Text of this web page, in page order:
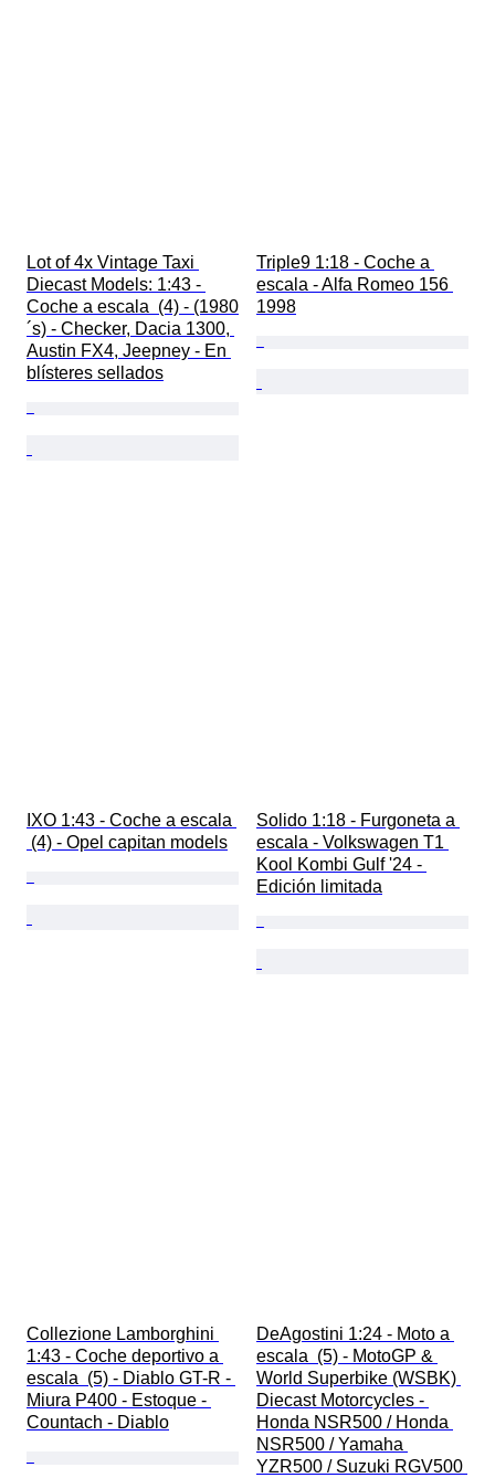
Lot of 4x Vintage Taxi
Diecast Models: 1:43 -
Coche a escala  (4) - (1980
´s) - Checker, Dacia 1300,
Austin FX4, Jeepney - En
blísteres sellados
Triple9 1:18 - Coche a
escala - Alfa Romeo 156
1998
IXO 1:43 - Coche a escala
(4) - Opel capitan models
Solido 1:18 - Furgoneta a
escala - Volkswagen T1
Kool Kombi Gulf '24 -
Edición limitada
Collezione Lamborghini
1:43 - Coche deportivo a
escala  (5) - Diablo GT-R -
Miura P400 - Estoque -
Countach - Diablo
DeAgostini 1:24 - Moto a
escala  (5) - MotoGP &
World Superbike (WSBK)
Diecast Motorcycles -
Honda NSR500 / Honda
NSR500 / Yamaha
YZR500 / Suzuki RGV500